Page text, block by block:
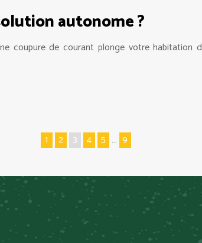
autonome ?
coupure de courant plonge votre
1 2 3 4 5 … 9